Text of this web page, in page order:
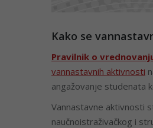
Kako se
Pravilnik o
vannastavnih aktivnosti
angažovanje studenata
Vannastavne aktivnosti
naučnoistraživačkog i